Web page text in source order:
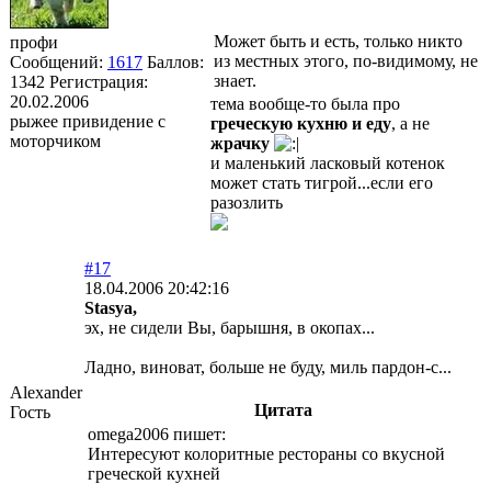
профи
Сообщений: 1617 Баллов:
1342 Регистрация:
20.02.2006
рыжее привидение с
моторчиком
Может быть и есть, только никто
из местных этого, по-видимому, не
знает.
тема вообще-то была про
греческую кухню и еду, а не
жрачку
и маленький ласковый котенок
может стать тигрой...если его
разозлить
Alexander
Гость
#17
18.04.2006 20:42:16
Stasya,
эх, не сидели Вы, барышня, в окопах...
Ладно, виноват, больше не буду, миль пардон-с...
Цитата
omega2006 пишет:
Интересуют колоритные рестораны со вкусной
греческой кухней